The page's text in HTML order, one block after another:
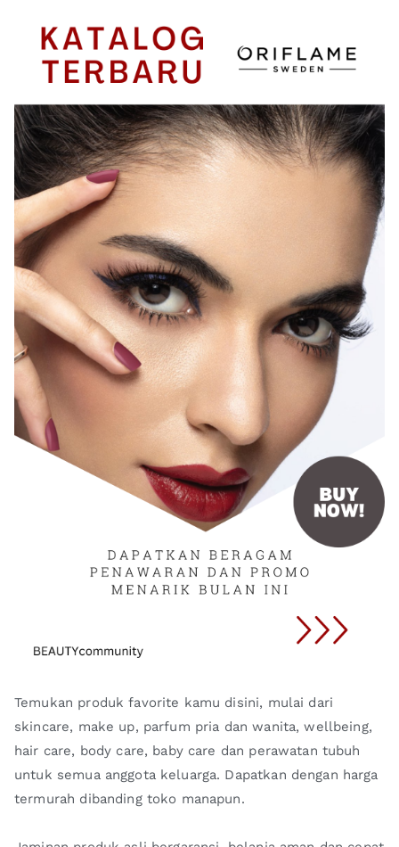
Temukan produk favorite kamu disini, mulai dari
skincare, make up, parfum pria dan wanita, wellbeing,
hair care, body care, baby care dan perawatan tubuh
untuk semua anggota keluarga. Dapatkan dengan harga
termurah dibanding toko manapun.